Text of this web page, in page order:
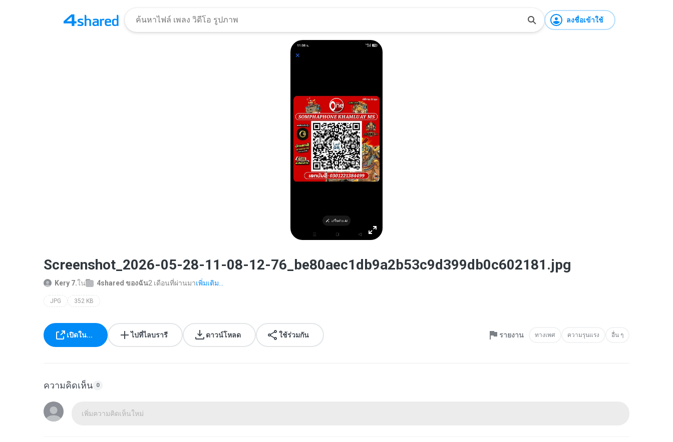
ลงชื่อเข้าใช้
Screenshot_2026-05-28-11-08-12-76_be80aec1db9a2b53c9d399db0c602181.jpg
Kery 7.ใน 4shared ของฉัน2 เดือนที่ผ่านมาเพิ่มเติม...
JPG 352 KB
เปิดใน... ไปที่ไลบรารี ดาวน์โหลด ใช้ร่วมกัน รายงาน ทางเพศ ความรุนแรง อื่น ๆ
ความคิดเห็น 0
เพิ่มความคิดเห็นใหม่